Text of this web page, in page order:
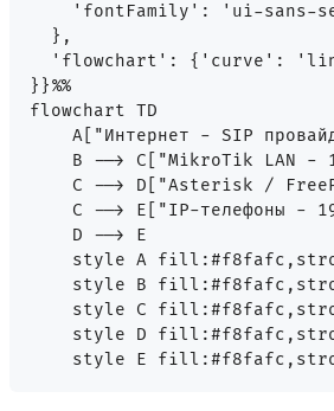
'fontFamily': 'ui-sans-
  },
'flowchart': {'curve':
}}%%
flowchart TD
A["Интернет - SIP
B --> C["MikroTik LAN -
C --> D["Asterisk /
C --> E["IP-телефоны -
    D --> E
style A
style B
style C
style D